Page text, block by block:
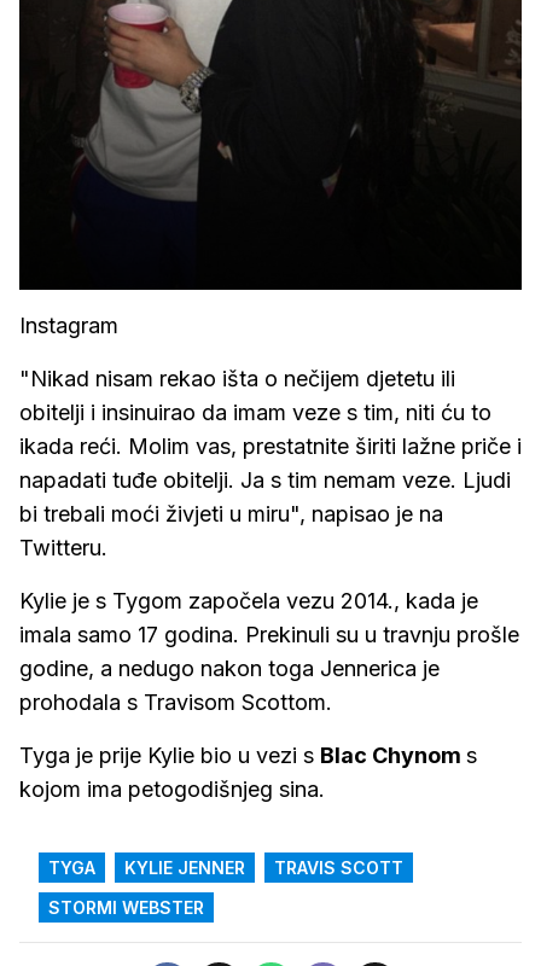
Instagram
"Nikad nisam rekao išta o nečijem djetetu ili
obitelji i insinuirao da imam veze s tim, niti ću to
ikada reći. Molim vas, prestatnite širiti lažne priče i
napadati tuđe obitelji. Ja s tim nemam veze. Ljudi
bi trebali moći živjeti u miru", napisao je na
Twitteru.
Kylie je s Tygom započela vezu 2014., kada je
imala samo 17 godina. Prekinuli su u travnju prošle
godine, a nedugo nakon toga Jennerica je
prohodala s Travisom Scottom.
Tyga je prije Kylie bio u vezi s Blac Chynom s
kojom ima petogodišnjeg sina.
TYGA KYLIE JENNER
TRAVIS SCOTT
STORMI WEBSTER